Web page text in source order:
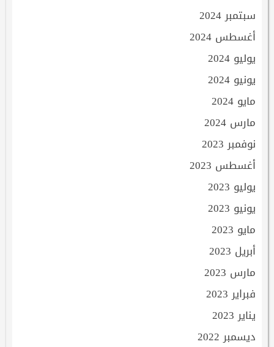
سبتمبر 2024
أغسطس 2024
يوليو 2024
يونيو 2024
مايو 2024
مارس 2024
نوفمبر 2023
أغسطس 2023
يوليو 2023
يونيو 2023
مايو 2023
أبريل 2023
مارس 2023
فبراير 2023
يناير 2023
ديسمبر 2022